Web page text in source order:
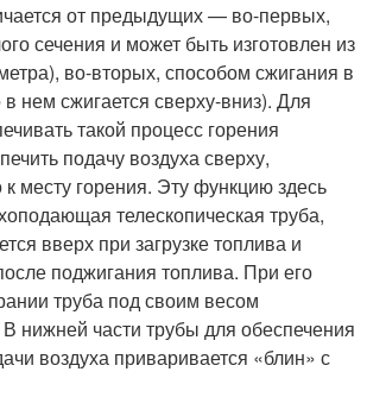
от предыдущих — во-первых,
сечения и может быть изготовлен из
во-вторых, способом сжигания в
нем сжигается сверху-вниз). Для
такой процесс горения
подачу воздуха сверху,
месту горения. Эту функцию здесь
телескопическая труба,
вверх при загрузке топлива и
поджигания топлива. При его
труба под своим весом
нижней части трубы для обеспечения
воздуха приваривается «блин» с